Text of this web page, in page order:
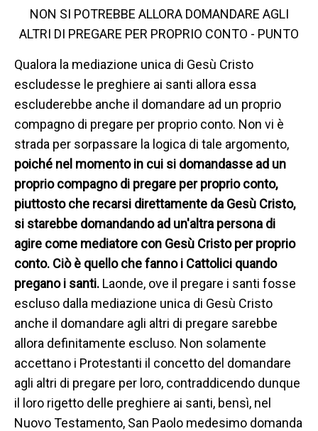
NON SI POTREBBE ALLORA DOMANDARE AGLI
ALTRI DI PREGARE PER PROPRIO CONTO - PUNTO
Qualora la mediazione unica di Gesù Cristo
escludesse le preghiere ai santi allora essa
escluderebbe anche il domandare ad un proprio
compagno di pregare per proprio conto. Non vi è
strada per sorpassare la logica di tale argomento,
poiché nel momento in cui si domandasse ad un
proprio compagno di pregare per proprio conto,
piuttosto che recarsi direttamente da Gesù Cristo,
si starebbe domandando ad un'altra persona di
agire come mediatore con Gesù Cristo per proprio
conto. Ciò è quello che fanno i Cattolici quando
pregano i santi. Laonde, ove il pregare i santi fosse
escluso dalla mediazione unica di Gesù Cristo
anche il domandare agli altri di pregare sarebbe
allora definitamente escluso. Non solamente
accettano i Protestanti il concetto del domandare
agli altri di pregare per loro, contraddicendo dunque
il loro rigetto delle preghiere ai santi, bensì, nel
Nuovo Testamento, San Paolo medesimo domanda